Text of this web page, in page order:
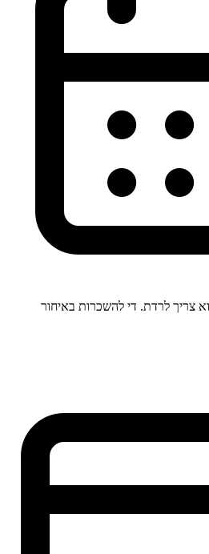
צריך לרדת. די להשכרות באיחור